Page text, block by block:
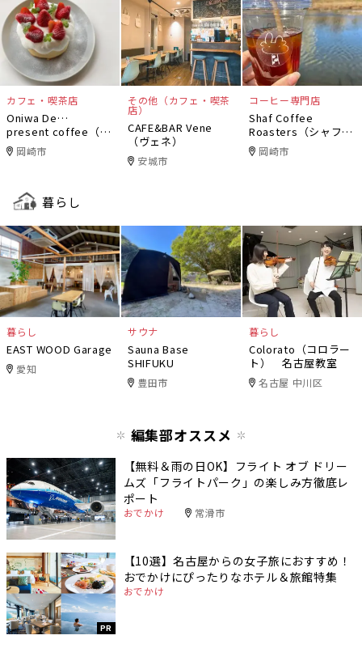
カフェ・喫茶店
Oniwa De…
present coffee（オ
ニワデ）
岡崎市
その他（カフェ・喫茶
店）
CAFE&BAR Vene
（ヴェネ）
安城市
コーヒー専門店
Shaf Coffee
Roasters（シャフコ
ーヒーロースター
ズ）
岡崎市
暮らし
暮らし
EAST WOOD Garage
愛知
サウナ
Sauna Base
SHIFUKU
豊田市
暮らし
Colorato（コロラー
ト） 名古屋教室
名古屋 中川区
編集部オススメ
【無料＆雨の日OK】フライト オブ ドリー
ムズ「フライトパーク」の楽しみ方徹底レ
ポート
おでかけ 常滑市
PR
【10選】名古屋からの女子旅におすすめ！
おでかけにぴったりなホテル＆旅館特集
おでかけ